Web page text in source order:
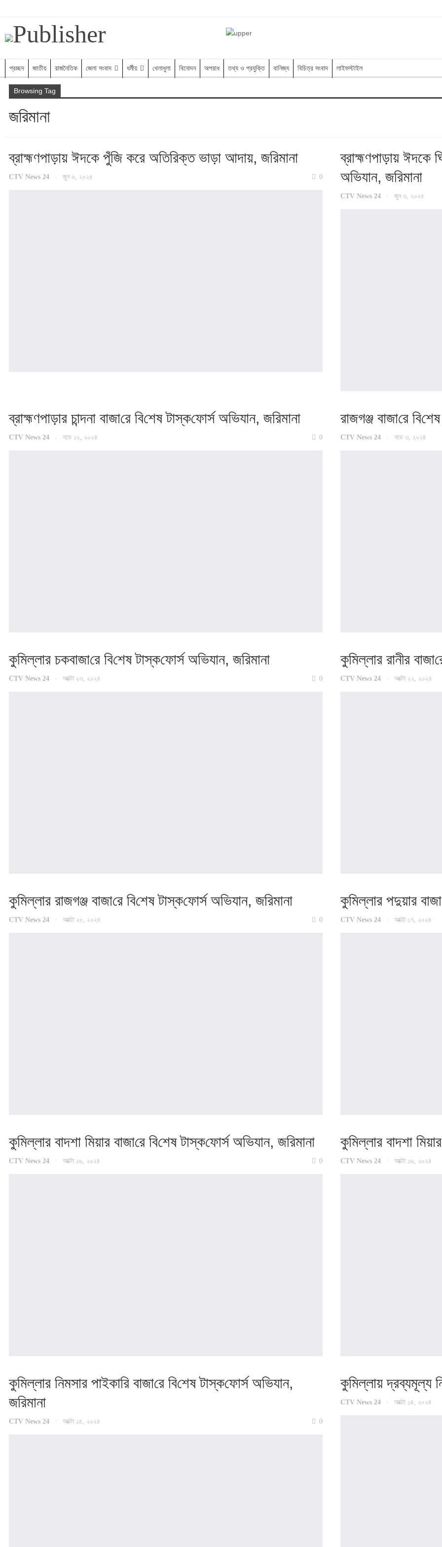
প্রচ্ছদ জাতীয় রাজনৈতিক জেলা সংবাদ ধর্মীয় খেলাধুলা বিনোদন অপরাধ তথ্য ও প্রযুক্তি বানিজ্য বিচিত্র সংবাদ লাইফস্টাইল
Browsing Tag
জরিমানা
ব্রাহ্মণপাড়ায় ঈদকে পুঁজি করে অতিরিক্ত ভাড়া আদায়, জরিমানা
CTV News 24 জুন ৬, ২০২৫ 0
ব্রাহ্মণপাড়ায় ঈদকে
অভিযান, জরিমানা
CTV News 24 জুন ৩, ২০২৫
ব্রাহ্মণপাড়ার চান্দনা বাজা‌রে বি‌শেষ টাস্ক‌ফোর্স অ‌ভিযান, জ‌রিমানা
CTV News 24 নভে ১২, ২০২৪ 0
রাজগঞ্জ বাজা‌রে
CTV News 24 নভে ৩, ২০২৪
কু‌মিল্লার চকবাজা‌রে বি‌শেষ টাস্ক‌ফোর্স অ‌ভিযান, জ‌রিমানা
CTV News 24 অক্টো ২৩, ২০২৪ 0
কু‌মিল্লার রানীর
CTV News 24 অক্টো ২২, ২০২৪
কু‌মিল্লার রাজগঞ্জ বাজা‌রে বি‌শেষ টাস্ক‌ফোর্স অ‌ভিযান, জ‌রিমানা
CTV News 24 অক্টো ২০, ২০২৪ 0
কু‌মিল্লার পদুয়ার
CTV News 24 অক্টো ১৭, ২০২৪
কু‌মিল্লার বাদশা মিয়ার বাজা‌রে বি‌শেষ টাস্ক‌ফোর্স অ‌ভিযান, জ‌রিমানা
CTV News 24 অক্টো ১৬, ২০২৪ 0
কু‌মিল্লার বাদশা
CTV News 24 অক্টো ১৬, ২০২৪
কু‌মিল্লার নিমসার পাইকা‌রি বাজা‌রে বি‌শেষ টাস্ক‌ফোর্স অ‌ভিযান,
জ‌রিমানা
CTV News 24 অক্টো ১৪, ২০২৪ 0
কু‌মিল্লায় দ্রব্যমূল্য
CTV News 24 অক্টো ১৪, ২০২৪